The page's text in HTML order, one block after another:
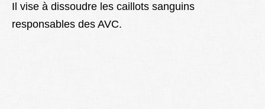
Il vise à dissoudre les caillots sanguins
responsables des AVC.